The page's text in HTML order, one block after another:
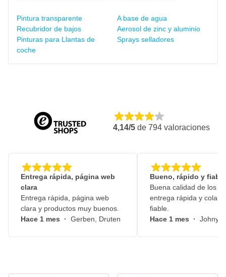
Pintura transparente
Recubridor de bajos
Pinturas para Llantas de
coche
A base de agua
Aerosol de zinc y aluminio
Sprays selladores
4,14/5 de 794 valoraciones
Entrega rápida, página web
clara
Entrega rápida, página web
clara y productos muy buenos.
Hace 1 mes · Gerben, Druten
Bueno, rápido y fiable
Buena calidad de los
entrega rápida y
fiable.
Hace 1 mes · Johny,